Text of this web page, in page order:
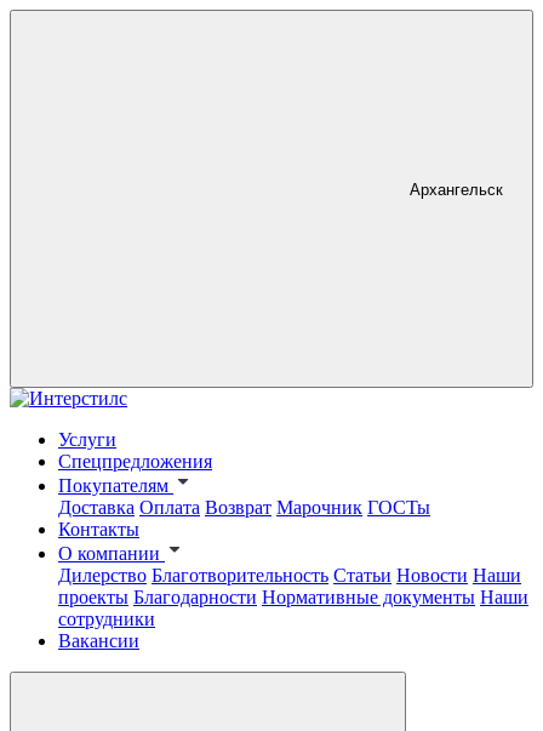
Архангельск
Услуги
Спецпредложения
Покупателям
Доставка Оплата Возврат Марочник ГОСТы
Контакты
О компании
Дилерство Благотворительность Статьи Новости Наши
проекты Благодарности Нормативные документы Наши
сотрудники
Вакансии